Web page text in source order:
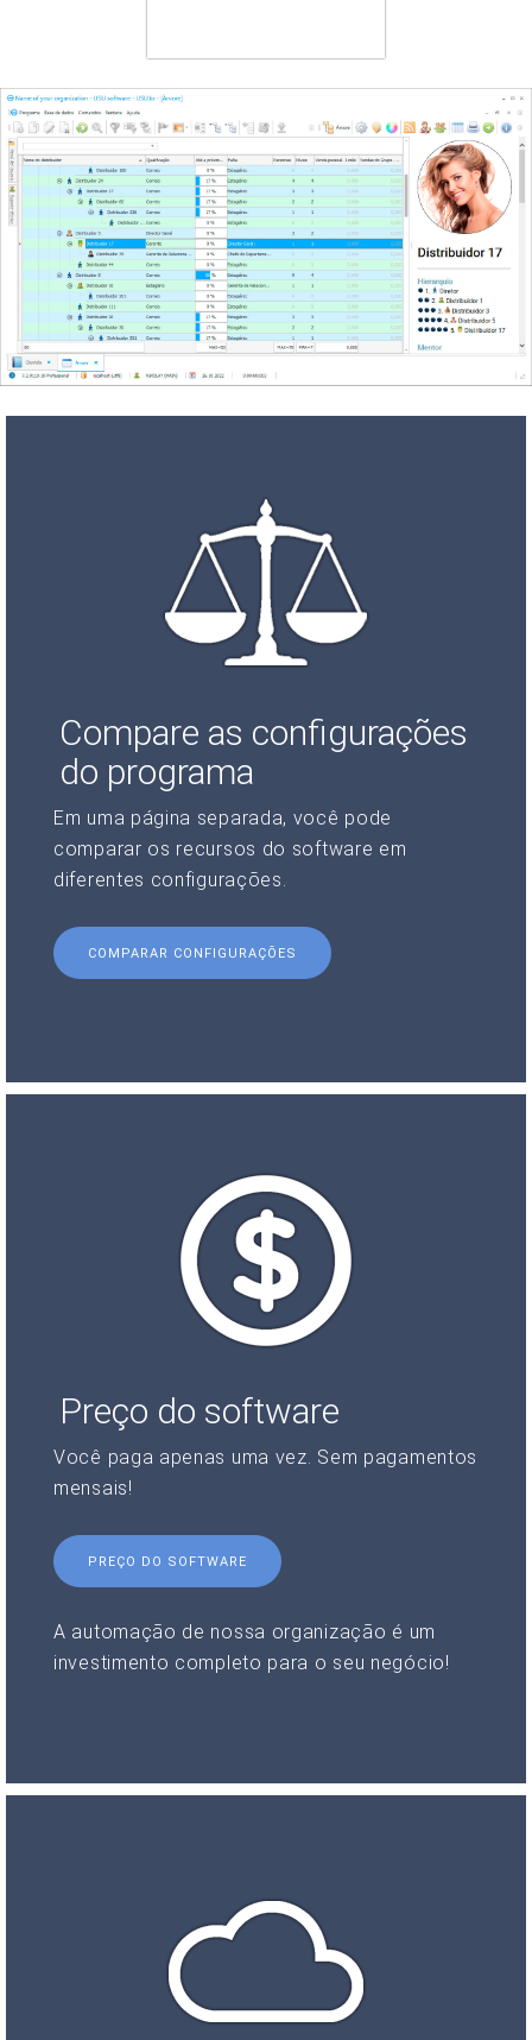
Compare as configurações
do programa
Em uma página separada, você pode
comparar os recursos do software em
diferentes configurações.
COMPARAR CONFIGURAÇÕES
Preço do software
Você paga apenas uma vez. Sem pagamentos
mensais!
PREÇO DO SOFTWARE
A automação de nossa organização é um
investimento completo para o seu negócio!